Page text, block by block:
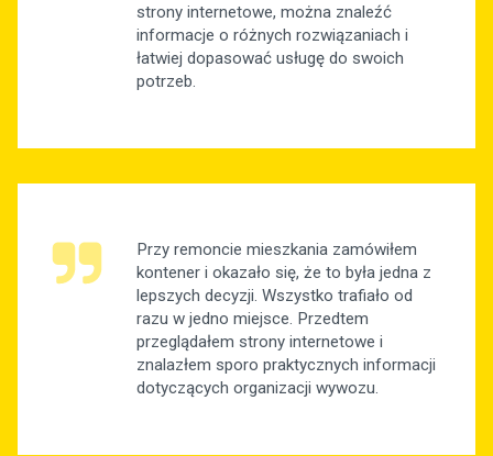
strony internetowe, można znaleźć
informacje o różnych rozwiązaniach i
łatwiej dopasować usługę do swoich
potrzeb.
Przy remoncie mieszkania zamówiłem
kontener i okazało się, że to była jedna z
lepszych decyzji. Wszystko trafiało od
razu w jedno miejsce. Przedtem
przeglądałem strony internetowe i
znalazłem sporo praktycznych informacji
dotyczących organizacji wywozu.